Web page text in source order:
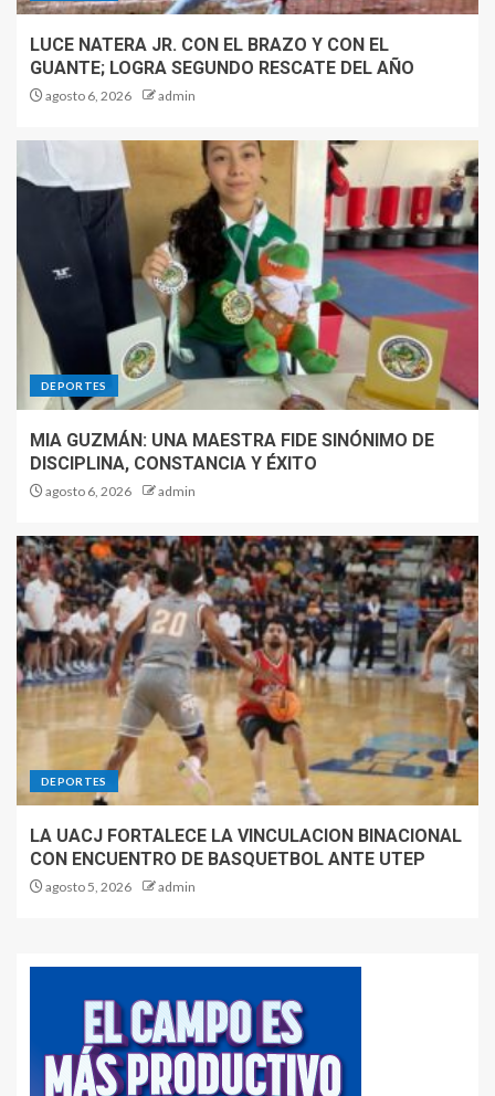
LUCE NATERA JR. CON EL BRAZO Y CON EL
GUANTE; LOGRA SEGUNDO RESCATE DEL AÑO
agosto 6, 2026 admin
DEPORTES
MIA GUZMÁN: UNA MAESTRA FIDE SINÓNIMO DE
DISCIPLINA, CONSTANCIA Y ÉXITO
agosto 6, 2026 admin
DEPORTES
LA UACJ FORTALECE LA VINCULACION BINACIONAL
CON ENCUENTRO DE BASQUETBOL ANTE UTEP
agosto 5, 2026 admin